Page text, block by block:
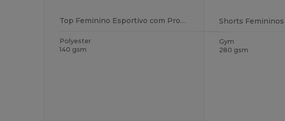
Top Feminino Esportivo com Proteção UV e Cores Vibrantes
Polyester
140 gsm
Gym
280 gsm